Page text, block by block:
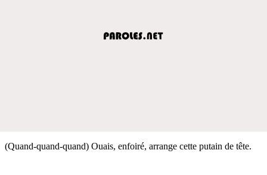
(Quand-quand-quand) Ouais, enfoiré, arrange cette putain de tête.